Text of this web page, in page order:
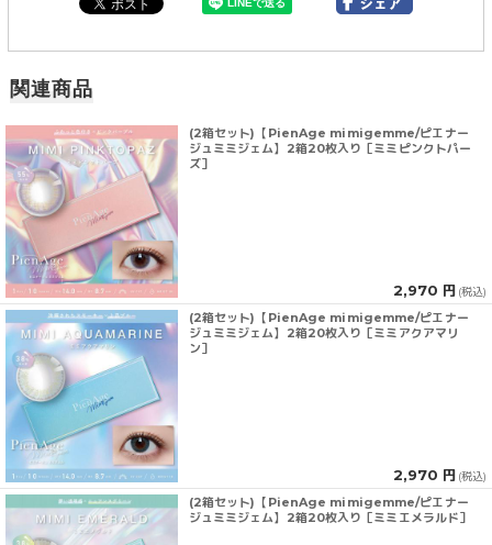
関連商品
(2箱セット)【PienAge mimigemme/ピエナー
ジュミミジェム】2箱20枚入り［ミミピンクトパー
ズ］
2,970 円 (税込)
(2箱セット)【PienAge mimigemme/ピエナー
ジュミミジェム】2箱20枚入り［ミミアクアマリ
ン］
2,970 円 (税込)
(2箱セット)【PienAge mimigemme/ピエナー
ジュミミジェム】2箱20枚入り［ミミエメラルド］